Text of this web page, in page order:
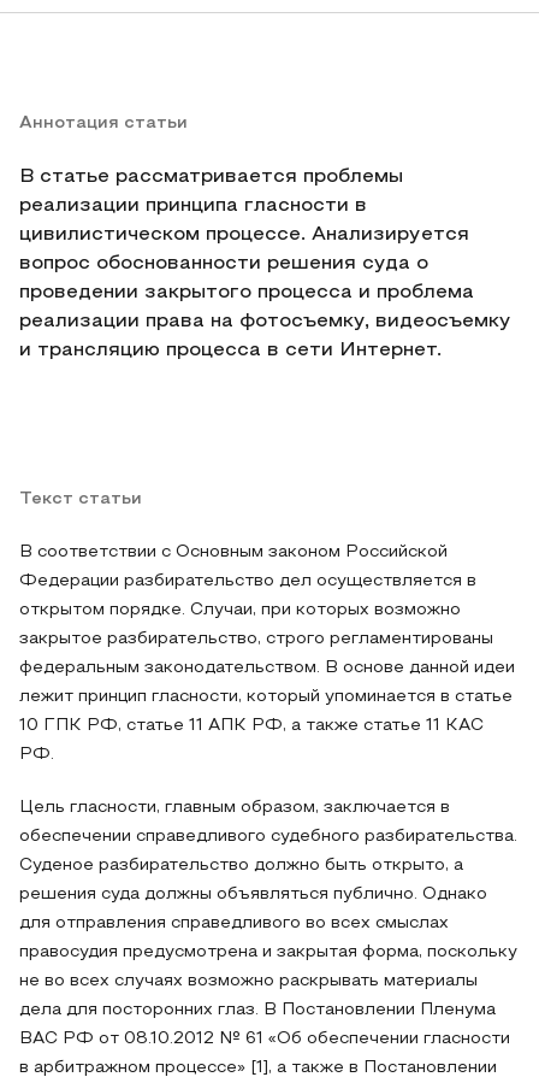
Аннотация статьи
В статье рассматривается проблемы
реализации принципа гласности в
цивилистическом процессе. Анализируется
вопрос обоснованности решения суда о
проведении закрытого процесса и проблема
реализации права на фотосъемку, видеосъемку
и трансляцию процесса в сети Интернет.
Текст статьи
В соответствии с Основным законом Российской
Федерации разбирательство дел осуществляется в
открытом порядке. Случаи, при которых возможно
закрытое разбирательство, строго регламентированы
федеральным законодательством. В основе данной идеи
лежит принцип гласности, который упоминается в статье
10 ГПК РФ, статье 11 АПК РФ, а также статье 11 КАС
РФ.
Цель гласности, главным образом, заключается в
обеспечении справедливого судебного разбирательства.
Суденое разбирательство должно быть открыто, а
решения суда должны объявляться публично. Однако
для отправления справедливого во всех смыслах
правосудия предусмотрена и закрытая форма, поскольку
не во всех случаях возможно раскрывать материалы
дела для посторонних глаз. В Постановлении Пленума
ВАС РФ от 08.10.2012 № 61 «Об обеспечении гласности
в арбитражном процессе» [1], а также в Постановлении